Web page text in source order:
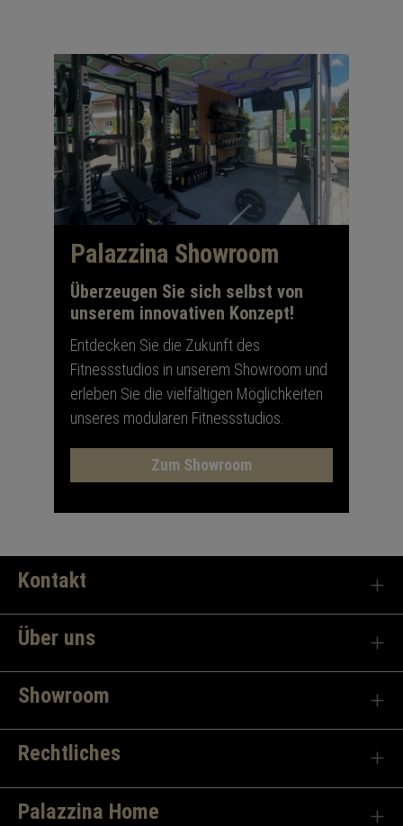
Palazzina Showroom
Überzeugen Sie sich selbst von
unserem innovativen Konzept!
Entdecken Sie die Zukunft des
Fitnessstudios in unserem Showroom und
erleben Sie die vielfältigen Möglichkeiten
unseres modularen Fitnessstudios.
Zum Showroom
Kontakt
Über uns
Showroom
Rechtliches
Palazzina Home